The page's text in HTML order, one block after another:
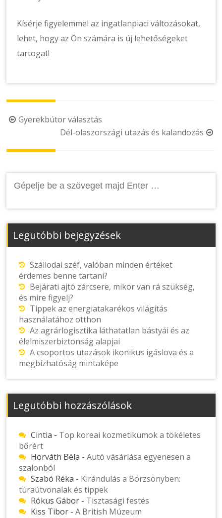
Kísérje figyelemmel az ingatlanpiaci változásokat,
lehet, hogy az Ön számára is új lehetőségeket
tartogat!
Post
navigation
Gyerekbútor választás
Dél-olaszországi utazás és kalandozás
Legutóbbi bejegyzések
Szállodai széf, valóban minden értéket
érdemes benne tartani?
Bejárati ajtó zárcsere, mikor van rá szükség,
és mire figyelj?
Tippek az energiatakarékos világítás
használatához otthon
Az agrárlogisztika láthatatlan bástyái és az
élelmiszerbiztonság alapjai
A csoportos utazások ikonikus igáslova és a
megbízhatóság mintaképe
Legutóbbi hozzászólások
Cintia - Top koreai kozmetikumok a tökéletes
bőrért
Horváth Béla -Autó vásárlása egyenesen a
szalonból
Szabó Réka - Kirándulás a Börzsönyben:
túraútvonalak és tippek
Rókus Gábor - Tisztasági festés
Kiss Tibor -A British Múzeum